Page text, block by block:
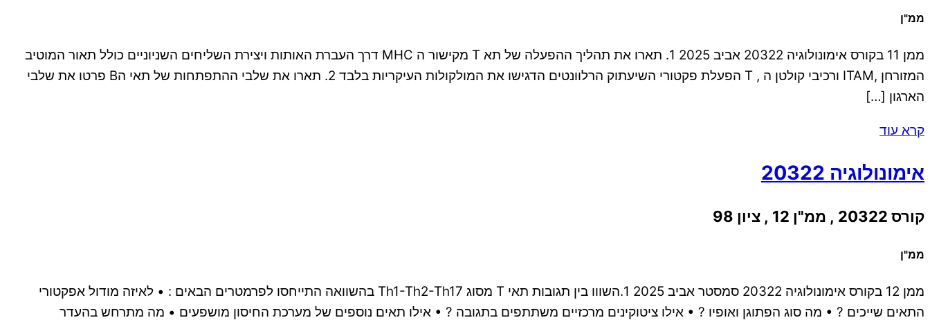
ממ"ן
ממן 11 בקורס אימונולוגיה 20322 אביב 2025 1. תארו את תהליך ההפעלה של תא T מקישור ה MHC דרך העברת האותות ויצירת השליחים השניוניים כולל תאור המוטיב
המזורחן ,ITAM ורכיבי קולטן ה , T הפעלת פקטורי השיעתוק הרלוונטים הדגישו את המולקולות העיקריות בלבד 2. תארו את שלבי ההתפתחות של תאי הB פרטו את שלבי
הארגון […]
קרא עוד
אימונולוגיה 20322
קורס 20322 , ממ"ן 12 , ציון 98
ממ"ן
ממן 12 בקורס אימונולוגיה 20322 סמסטר אביב 2025 1.השווו בין תגובות תאי T מסוג Th1-Th2-Th17 בהשוואה התייחסו לפרמטרים הבאים : • לאיזה מודול אפקטורי
התאים שייכים ? • מה סוג הפתוגן ואופיו ? • אילו ציטוקינים מרכזיים משתתפים בתגובה ? • אילו תאים נוספים של מערכת החיסון מושפעים • מה מתרחש בהעדר